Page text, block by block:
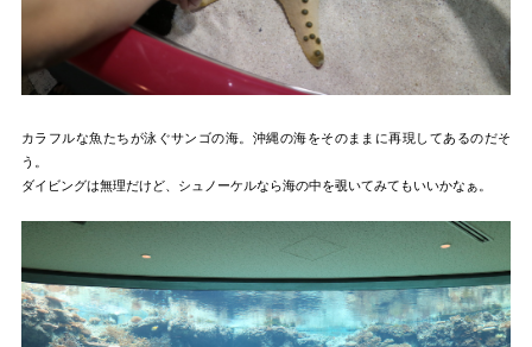
カラフルな魚たちが泳ぐサンゴの海。沖縄の海をそのままに再現してあるのだそ
う。
ダイビングは無理だけど、シュノーケルなら海の中を覗いてみてもいいかなぁ。